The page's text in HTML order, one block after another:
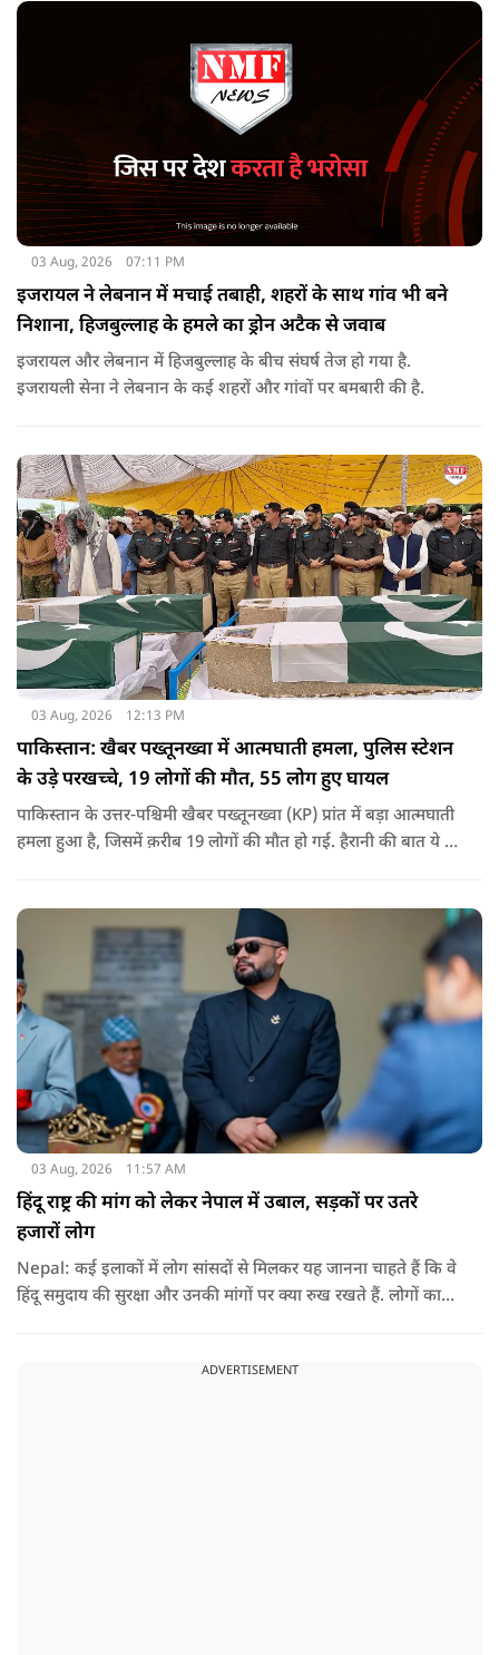
03 Aug, 2026 07:11 PM
इजरायल ने लेबनान में मचाई तबाही, शहरों के साथ गांव भी बने
निशाना, हिजबुल्लाह के हमले का ड्रोन अटैक से जवाब
इजरायल और लेबनान में हिजबुल्लाह के बीच संघर्ष तेज हो गया है.
इजरायली सेना ने लेबनान के कई शहरों और गांवों पर बमबारी की है.
03 Aug, 2026 12:13 PM
पाकिस्तान: खैबर पख्तूनख्वा में आत्मघाती हमला, पुलिस स्टेशन
के उड़े परखच्चे, 19 लोगों की मौत, 55 लोग हुए घायल
पाकिस्तान के उत्तर-पश्चिमी खैबर पख्तूनख्वा (KP) प्रांत में बड़ा आत्मघाती
हमला हुआ है, जिसमें क़रीब 19 लोगों की मौत हो गई. हैरानी की बात ये है
03 Aug, 2026 11:57 AM
हिंदू राष्ट्र की मांग को लेकर नेपाल में उबाल, सड़कों पर उतरे
हजारों लोग
Nepal: कई इलाकों में लोग सांसदों से मिलकर यह जानना चाहते हैं कि वे
हिंदू समुदाय की सुरक्षा और उनकी मांगों पर क्या रुख रखते हैं. लोगों का
बात रखें और संसद में भी उनकी आवाज उठाएं.
ADVERTISEMENT